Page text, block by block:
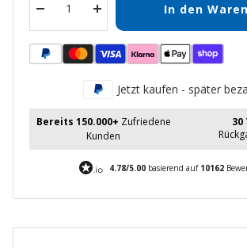
Menge
verringern
Menge
erhöhen
In den
Jetzt kaufen - später
Bereits 150.000+ Zufriedene
Kunden
30
4.78/5.00basierend auf 10162